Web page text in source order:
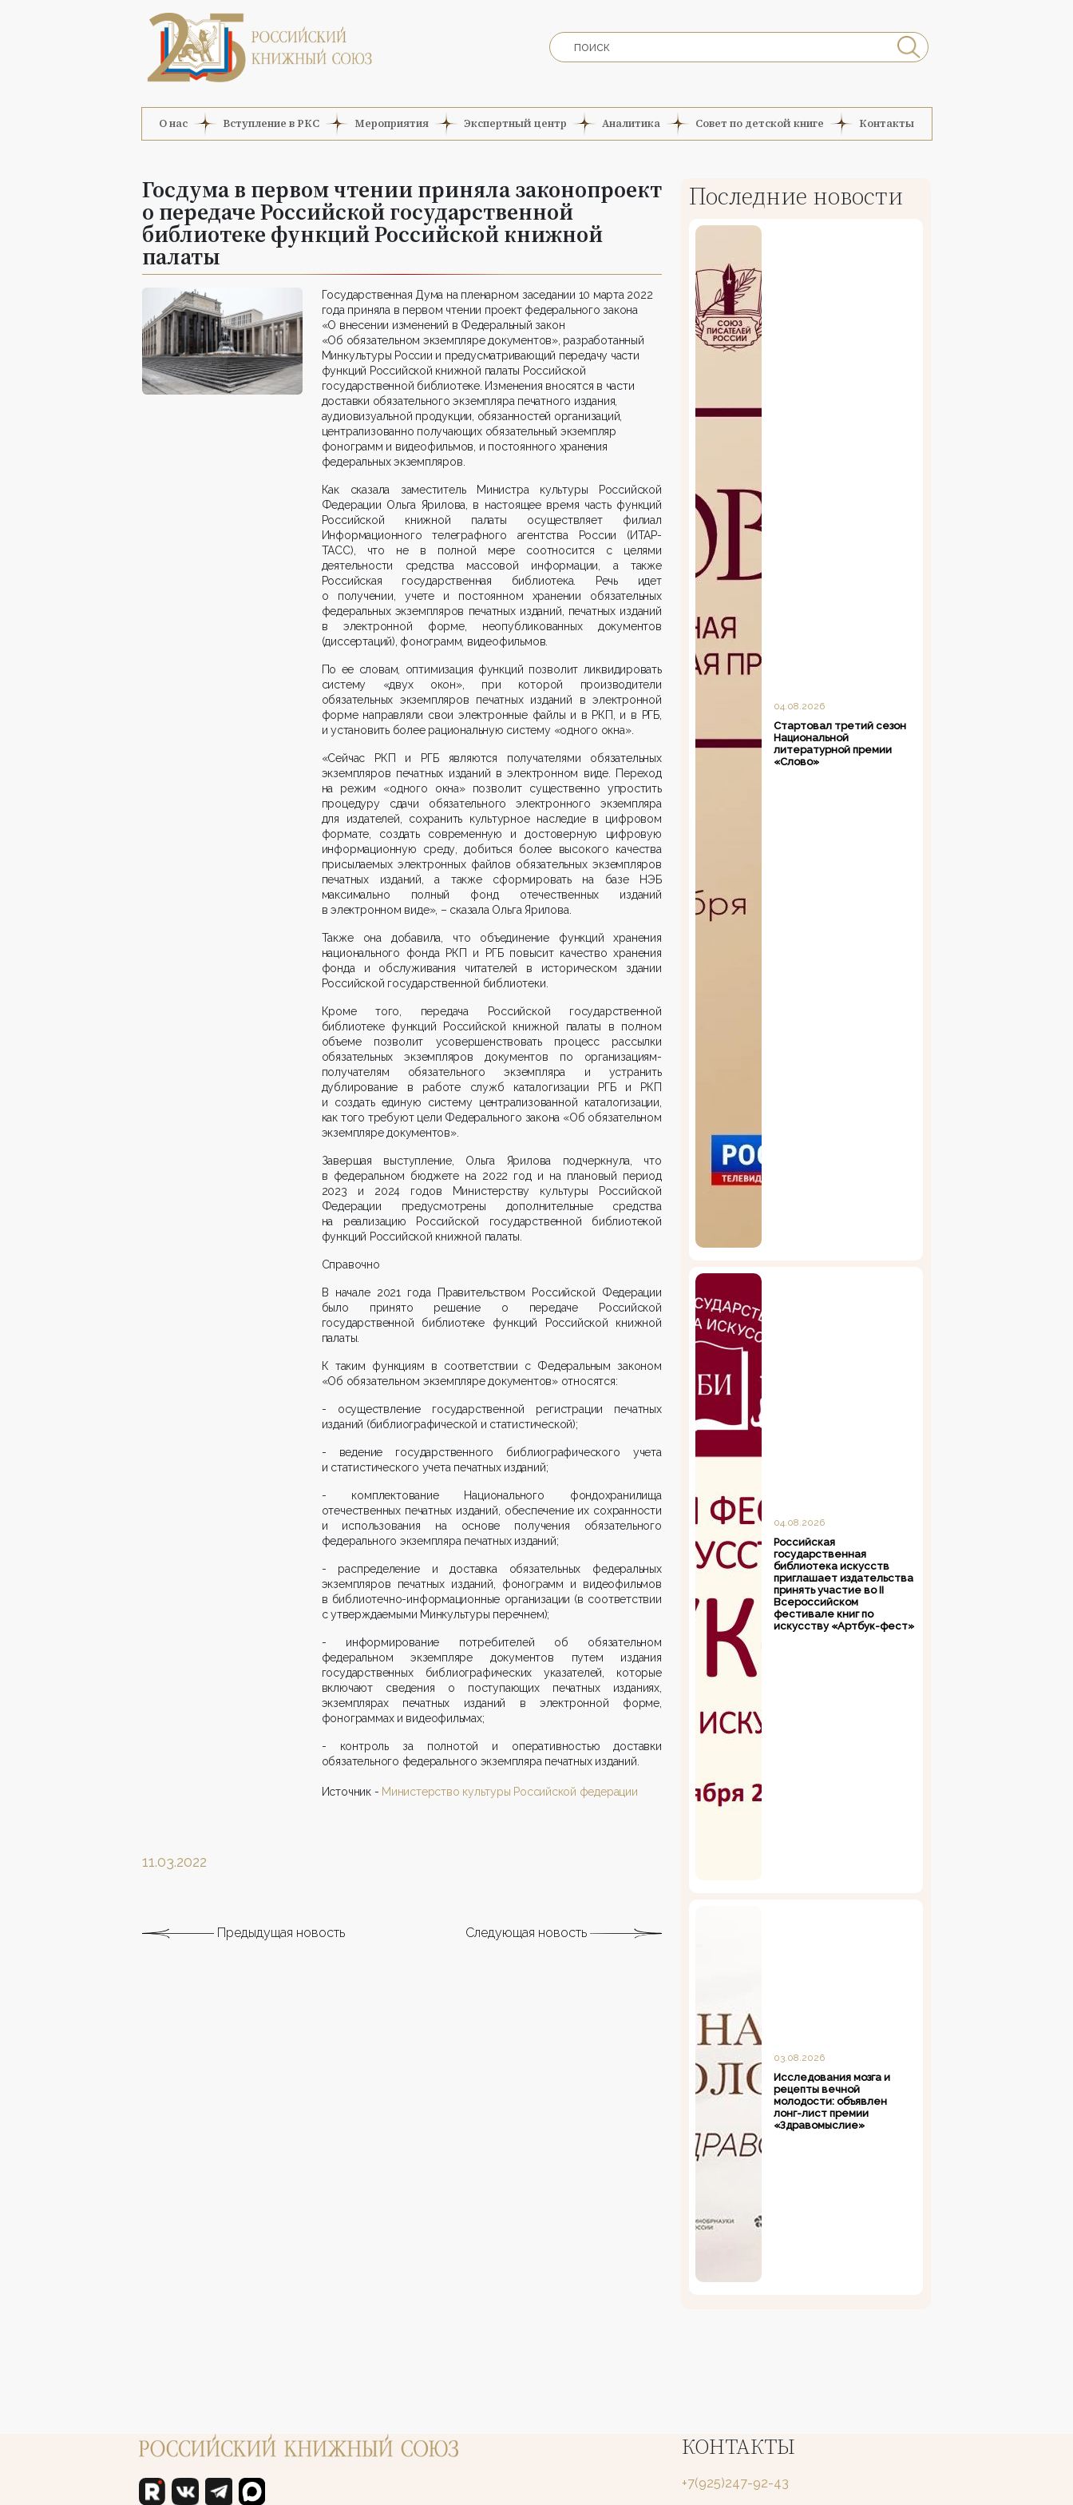
О нас Вступление в РКС Мероприятия Экспертный центр Аналитика Совет по детской книге Контакты
Госдума в первом чтении приняла законопроект
о передаче Российской государственной
библиотеке функций Российской книжной
палаты
Государственная Дума на пленарном заседании 10 марта 2022
года приняла в первом чтении проект федерального закона
«О внесении изменений в Федеральный закон
«Об обязательном экземпляре документов», разработанный
Минкультуры России и предусматривающий передачу части
функций Российской книжной палаты Российской
государственной библиотеке. Изменения вносятся в части
доставки обязательного экземпляра печатного издания,
аудиовизуальной продукции, обязанностей организаций,
централизованно получающих обязательный экземпляр
фонограмм и видеофильмов, и постоянного хранения
федеральных экземпляров.
Как сказала заместитель Министра культуры Российской
Федерации Ольга Ярилова, в настоящее время часть функций
Российской книжной палаты осуществляет филиал
Информационного телеграфного агентства России (ИТАР-
ТАСС), что не в полной мере соотносится с целями
деятельности средства массовой информации, а также
Российская государственная библиотека. Речь идет
о получении, учете и постоянном хранении обязательных
федеральных экземпляров печатных изданий, печатных изданий
в электронной форме, неопубликованных документов
(диссертаций), фонограмм, видеофильмов.
По ее словам, оптимизация функций позволит ликвидировать
систему «двух окон», при которой производители
обязательных экземпляров печатных изданий в электронной
форме направляли свои электронные файлы и в РКП, и в РГБ,
и установить более рациональную систему «одного окна».
«Сейчас РКП и РГБ являются получателями обязательных
экземпляров печатных изданий в электронном виде. Переход
на режим «одного окна» позволит существенно упростить
процедуру сдачи обязательного электронного экземпляра
для издателей, сохранить культурное наследие в цифровом
формате, создать современную и достоверную цифровую
информационную среду, добиться более высокого качества
присылаемых электронных файлов обязательных экземпляров
печатных изданий, а также сформировать на базе НЭБ
максимально полный фонд отечественных изданий
в электронном виде», – сказала Ольга Ярилова.
Также она добавила, что объединение функций хранения
национального фонда РКП и РГБ повысит качество хранения
фонда и обслуживания читателей в историческом здании
Российской государственной библиотеки.
Кроме того, передача Российской государственной
библиотеке функций Российской книжной палаты в полном
объеме позволит усовершенствовать процесс рассылки
обязательных экземпляров документов по организациям-
получателям обязательного экземпляра и устранить
дублирование в работе служб каталогизации РГБ и РКП
и создать единую систему централизованной каталогизации,
как того требуют цели Федерального закона «Об обязательном
экземпляре документов».
Завершая выступление, Ольга Ярилова подчеркнула, что
в федеральном бюджете на 2022 год и на плановый период
2023 и 2024 годов Министерству культуры Российской
Федерации предусмотрены дополнительные средства
на реализацию Российской государственной библиотекой
функций Российской книжной палаты.
Справочно
В начале 2021 года Правительством Российской Федерации
было принято решение о передаче Российской
государственной библиотеке функций Российской книжной
палаты.
К таким функциям в соответствии с Федеральным законом
«Об обязательном экземпляре документов» относятся:
- осуществление государственной регистрации печатных
изданий (библиографической и статистической);
- ведение государственного библиографического учета
и статистического учета печатных изданий;
- комплектование Национального фондохранилища
отечественных печатных изданий, обеспечение их сохранности
и использования на основе получения обязательного
федерального экземпляра печатных изданий;
- распределение и доставка обязательных федеральных
экземпляров печатных изданий, фонограмм и видеофильмов
в библиотечно-информационные организации (в соответствии
с утверждаемыми Минкультуры перечнем);
- информирование потребителей об обязательном
федеральном экземпляре документов путем издания
государственных библиографических указателей, которые
включают сведения о поступающих печатных изданиях,
экземплярах печатных изданий в электронной форме,
фонограммах и видеофильмах;
- контроль за полнотой и оперативностью доставки
обязательного федерального экземпляра печатных изданий.
Источник - Министерство культуры Российской федерации
11.03.2022
Предыдущая новость Следующая новость
Последние новости
04.08.2026
Стартовал третий сезон
Национальной
литературной премии
«Слово»
04.08.2026
Российская
государственная
библиотека искусств
приглашает издательства
принять участие во II
Всероссийском
фестивале книг по
искусству «Артбук-фест»
03.08.2026
Исследования мозга и
рецепты вечной
молодости: объявлен
лонг-лист премии
«Здравомыслие»
КОНТАКТЫ
+7(925)247-92-43